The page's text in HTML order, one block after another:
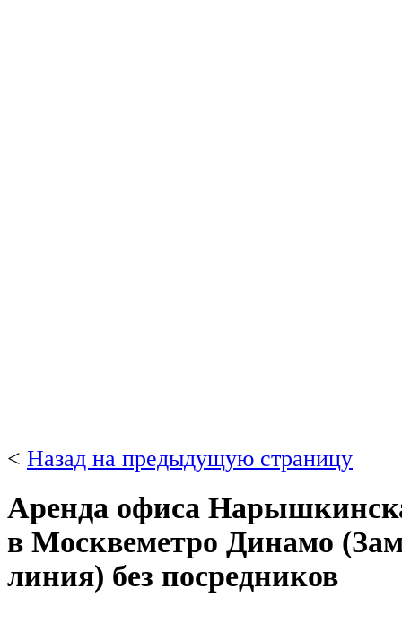
< Назад на предыдущую страницу
Аренда офиса
в Москвеметро Динамо
линия) без посредников